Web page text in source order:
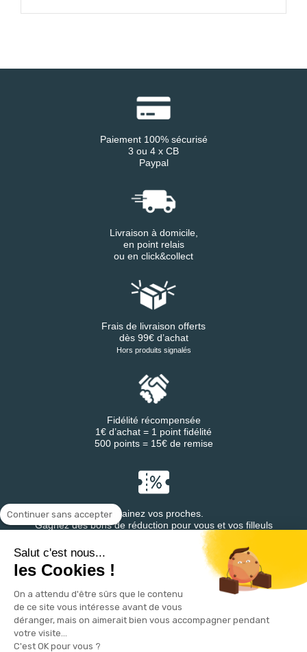
Continuer sans accepter
Salut c'est nous...
les Cookies !
On a attendu d'être sûrs que le contenu
de ce site vous intéresse avant de vous
déranger, mais on aimerait bien vous accompagner pendant
votre visite...
C'est OK pour vous ?
Paiement 100% sécurisé
3 ou 4 x CB
Paypal
Livraison à domicile,
en point relais
ou en click&collect
Frais de livraison offerts
dès 99€ d’achat
Hors produits signalés
Fidélité récompensée
1€ d’achat = 1 point fidélité
500 points = 15€ de remise
Parrainez vos proches.
Gagnez des bons de réduction pour vous et vos filleuls
Retrouvez DESTINEA® sur